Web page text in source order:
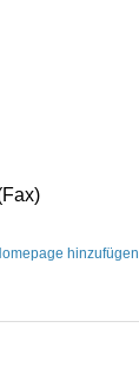
hinzufügen